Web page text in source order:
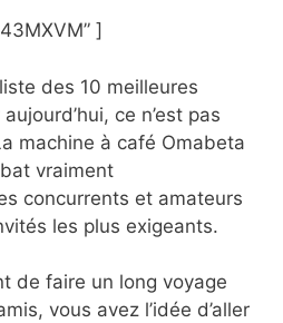
]
des 10 meilleures
ce n’est pas
machine à café Omabeta
vraiment
concurrents et amateurs
les plus exigeants.
de faire un long voyage
vous avez l’idée d’aller